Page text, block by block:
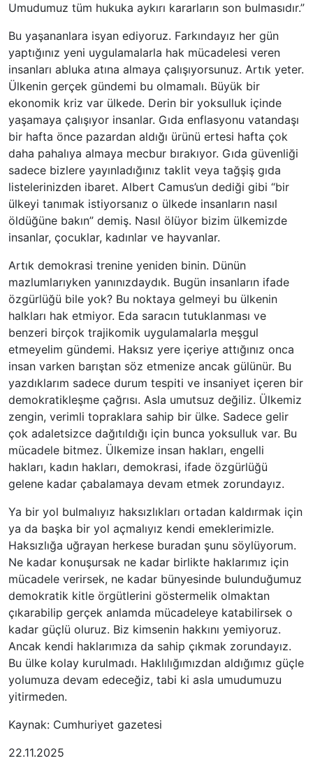
Umudumuz tüm hukuka aykırı kararların son bulmasıdır.”
Bu yaşananlara isyan ediyoruz. Farkındayız her gün
yaptığınız yeni uygulamalarla hak mücadelesi veren
insanları abluka atına almaya çalışıyorsunuz. Artık yeter.
Ülkenin gerçek gündemi bu olmamalı. Büyük bir
ekonomik kriz var ülkede. Derin bir yoksulluk içinde
yaşamaya çalışıyor insanlar. Gıda enflasyonu vatandaşı
bir hafta önce pazardan aldığı ürünü ertesi hafta çok
daha pahalıya almaya mecbur bırakıyor. Gıda güvenliği
sadece bizlere yayınladığınız taklit veya tağşiş gıda
listelerinizden ibaret. Albert Camus’un dediği gibi “bir
ülkeyi tanımak istiyorsanız o ülkede insanların nasıl
öldüğüne bakın” demiş. Nasıl ölüyor bizim ülkemizde
insanlar, çocuklar, kadınlar ve hayvanlar.
Artık demokrasi trenine yeniden binin. Dünün
mazlumlarıyken yanınızdaydık. Bugün insanların ifade
özgürlüğü bile yok? Bu noktaya gelmeyi bu ülkenin
halkları hak etmiyor. Eda saracın tutuklanması ve
benzeri birçok trajikomik uygulamalarla meşgul
etmeyelim gündemi. Haksız yere içeriye attığınız onca
insan varken barıştan söz etmenize ancak gülünür. Bu
yazdıklarım sadece durum tespiti ve insaniyet içeren bir
demokratikleşme çağrısı. Asla umutsuz değiliz. Ülkemiz
zengin, verimli topraklara sahip bir ülke. Sadece gelir
çok adaletsizce dağıtıldığı için bunca yoksulluk var. Bu
mücadele bitmez. Ülkemize insan hakları, engelli
hakları, kadın hakları, demokrasi, ifade özgürlüğü
gelene kadar çabalamaya devam etmek zorundayız.
Ya bir yol bulmalıyız haksızlıkları ortadan kaldırmak için
ya da başka bir yol açmalıyız kendi emeklerimizle.
Haksızlığa uğrayan herkese buradan şunu söylüyorum.
Ne kadar konuşursak ne kadar birlikte haklarımız için
mücadele verirsek, ne kadar bünyesinde bulunduğumuz
demokratik kitle örgütlerini göstermelik olmaktan
çıkarabilip gerçek anlamda mücadeleye katabilirsek o
kadar güçlü oluruz. Biz kimsenin hakkını yemiyoruz.
Ancak kendi haklarımıza da sahip çıkmak zorundayız.
Bu ülke kolay kurulmadı. Haklılığımızdan aldığımız güçle
yolumuza devam edeceğiz, tabi ki asla umudumuzu
yitirmeden.
Kaynak: Cumhuriyet gazetesi
22.11.2025